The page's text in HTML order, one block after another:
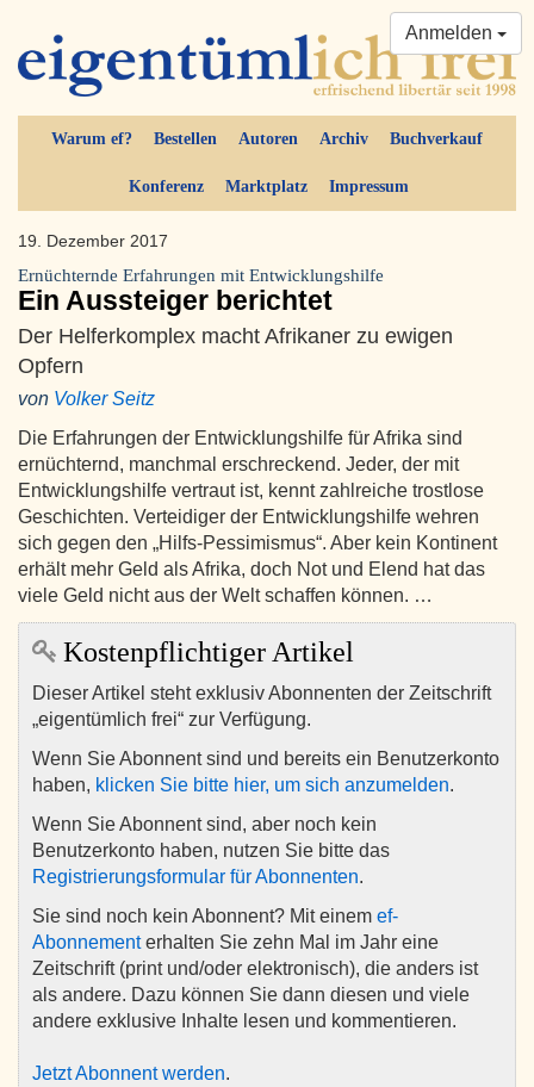
Warum ef? Bestellen Autoren Archiv Buchverkauf
Konferenz Marktplatz Impressum
Anmelden
19. Dezember 2017
Ernüchternde Erfahrungen mit Entwicklungshilfe
Ein Aussteiger berichtet
Der Helferkomplex macht Afrikaner zu ewigen
Opfern
von Volker Seitz
Die Erfahrungen der Entwicklungshilfe für Afrika sind
ernüchternd, manchmal erschreckend. Jeder, der mit
Entwicklungshilfe vertraut ist, kennt zahlreiche trostlose
Geschichten. Verteidiger der Entwicklungshilfe wehren
sich gegen den „Hilfs-Pessimismus“. Aber kein Kontinent
erhält mehr Geld als Afrika, doch Not und Elend hat das
viele Geld nicht aus der Welt schaffen können. …
Kostenpflichtiger Artikel
Dieser Artikel steht exklusiv Abonnenten der Zeitschrift
„eigentümlich frei“ zur Verfügung.
Wenn Sie Abonnent sind und bereits ein Benutzerkonto
haben, klicken Sie bitte hier, um sich anzumelden.
Wenn Sie Abonnent sind, aber noch kein
Benutzerkonto haben, nutzen Sie bitte das
Registrierungsformular für Abonnenten.
Sie sind noch kein Abonnent? Mit einem ef-
Abonnementerhalten Sie zehn Mal im Jahr eine
Zeitschrift (print und/oder elektronisch), die anders ist
als andere. Dazu können Sie dann diesen und viele
andere exklusive Inhalte lesen und kommentieren.
Jetzt Abonnent werden.